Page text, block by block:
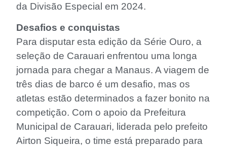
da Divisão Especial em 2024.
Desafios e conquistas
Para disputar esta edição da Série Ouro, a
seleção de Carauari enfrentou uma longa
jornada para chegar a Manaus. A viagem de
três dias de barco é um desafio, mas os
atletas estão determinados a fazer bonito na
competição. Com o apoio da Prefeitura
Municipal de Carauari, liderada pelo prefeito
Airton Siqueira, o time está preparado para